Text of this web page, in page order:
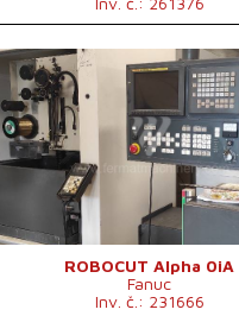
2000
320 mm
220 mm
180 mm
obrobku
500 kg
13 kVA
ano
Fanuc
š x v
3200 x 2200 x 2000
1200 kg
ROBOCUT Alpha 0iA
Fanuc
Inv. č.: 231666